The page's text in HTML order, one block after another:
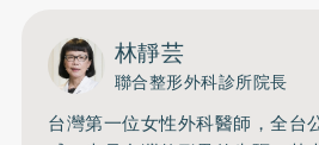
林靜芸
聯合整形外科診所院長
台灣第一位女性外科醫師，全台